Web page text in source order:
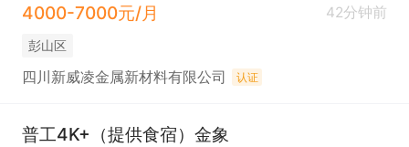
4000-7000元/月
42分钟前
彭山区
四川新威凌金属新材料有限公司 认证
普工4K+（提供食宿）金象